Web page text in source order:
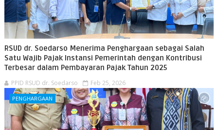
RSUD dr. Soedarso Menerima Penghargaan sebagai Salah
Satu Wajib Pajak Instansi Pemerintah dengan Kontribusi
Terbesar dalam Pembayaran Pajak Tahun 2025
PPID RSUD dr. Soedarso Feb 25, 2026
PENGHARGAAN